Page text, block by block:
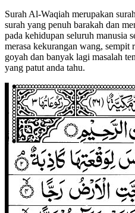
Surah Al-Waqiah merupakan
surah yang penuh barakah dan
pada kehidupan seluruh manusia
merasa kekurangan wang,
goyah dan banyak lagi masalah
yang patut anda tahu.